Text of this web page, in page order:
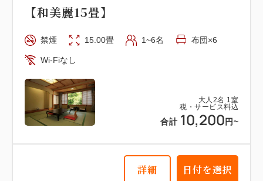
大人 2名 1室
税・サービス料込
合計 10,200 円~
【和美麗15畳】
禁煙 15.00畳 1~6名 布団×6
Wi-Fiなし
詳細 日付を選択